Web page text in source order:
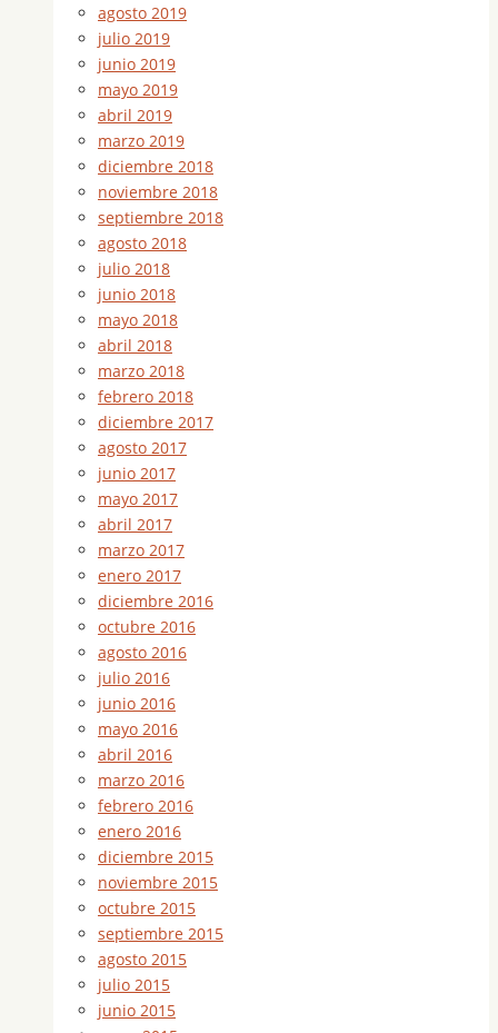
agosto 2019
julio 2019
junio 2019
mayo 2019
abril 2019
marzo 2019
diciembre 2018
noviembre 2018
septiembre 2018
agosto 2018
julio 2018
junio 2018
mayo 2018
abril 2018
marzo 2018
febrero 2018
diciembre 2017
agosto 2017
junio 2017
mayo 2017
abril 2017
marzo 2017
enero 2017
diciembre 2016
octubre 2016
agosto 2016
julio 2016
junio 2016
mayo 2016
abril 2016
marzo 2016
febrero 2016
enero 2016
diciembre 2015
noviembre 2015
octubre 2015
septiembre 2015
agosto 2015
julio 2015
junio 2015